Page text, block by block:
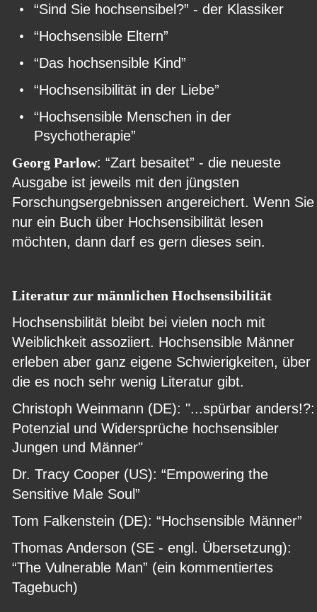
•
“Sind Sie hochsensibel?” - der Klassiker
•
“Hochsensible Eltern”
•
“Das hochsensible Kind”
•
“Hochsensibilität in der Liebe”
•
“Hochsensible Menschen in der
Psychotherapie”
Georg Parlow: “Zart besaitet” - die neueste
Ausgabe ist jeweils mit den jüngsten
Forschungsergebnissen angereichert. Wenn
nur ein Buch über Hochsensibilität lesen
möchten, dann darf es gern dieses sein.
Literatur zur männlichen Hochsensibilität
Hochsensbilität bleibt bei vielen noch mit
Weiblichkeit assoziiert. Hochsensible Männer
erleben aber ganz eigene Schwierigkeiten, über
die es noch sehr wenig Literatur gibt.
Christoph Weinmann (DE): "...spürbar
Potenzial und Widersprüche hochsensibler
Jungen und Männer"
Dr. Tracy Cooper (US): “Empowering the
Sensitive Male Soul”
Tom Falkenstein (DE): “Hochsensible Männer”
Thomas Anderson (SE - engl. Übersetzung):
“The Vulnerable Man” (ein kommentiertes
Tagebuch)